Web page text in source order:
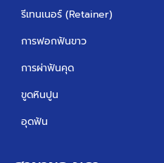
รีเทนเนอร์ (Retainer)
การฟอกฟันขาว
การผ่าฟันคุด
ขูดหินปูน
อุดฟัน